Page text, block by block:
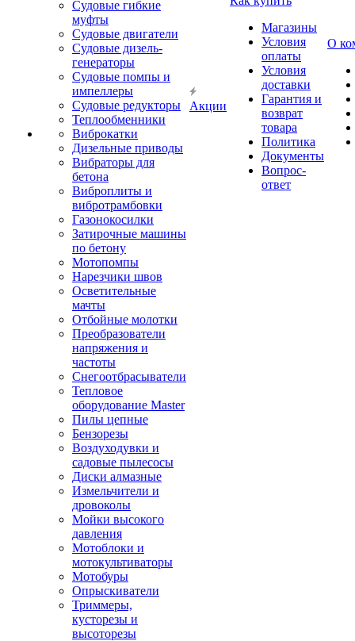
Судовые гибкие
муфты
Судовые двигатели
Судовые дизель-
генераторы
Судовые помпы и
импеллеры
Судовые редукторы
Теплообменники
Виброкатки
Дизельные приводы
Вибраторы для
бетона
Виброплиты и
вибротрамбовки
Газонокосилки
Затирочные машины
по бетону
Мотопомпы
Нарезчики швов
Осветительные
мачты
Отбойные молотки
Преобразователи
напряжения и
частоты
Снегоотбрасыватели
Тепловое
оборудование Master
Пилы цепные
Бензорезы
Воздуходувки и
садовые пылесосы
Диски алмазные
Измельчители и
дровоколы
Мойки высокого
давления
Мотоблоки и
мотокультиваторы
Мотобуры
Опрыскиватели
Триммеры,
кусторезы и
высоторезы
Акции
Магазины
Условия
оплаты
Условия
доставки
Гарантия и
возврат
товара
Политика
Документы
Вопрос-
ответ
О